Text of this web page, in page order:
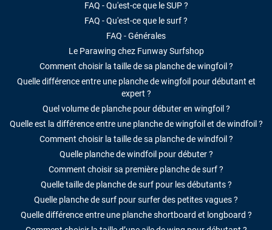
FAQ - Qu'est-ce que le SUP ?
FAQ - Qu'est-ce que le surf ?
FAQ - Générales
Le Parawing chez Funway Surfshop
Comment choisir la taille de sa planche de wingfoil ?
Quelle différence entre une planche de wingfoil pour débutant et
expert ?
Quel volume de planche pour débuter en wingfoil ?
Quelle est la différence entre une planche de wingfoil et de windfoil ?
Comment choisir la taille de sa planche de windfoil ?
Quelle planche de windfoil pour débuter ?
Comment choisir sa première planche de surf ?
Quelle taille de planche de surf pour les débutants ?
Quelle planche de surf pour surfer des petites vagues ?
Quelle différence entre une planche shortboard et longboard ?